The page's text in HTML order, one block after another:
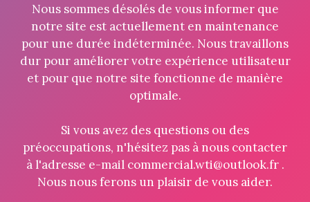
Nous sommes désolés de vous informer que
notre site est actuellement en maintenance
pour une durée indéterminée. Nous travaillons
dur pour améliorer votre expérience utilisateur
et pour que notre site fonctionne de manière
optimale.
Si vous avez des questions ou des
préoccupations, n'hésitez pas à nous contacter
à l'adresse e-mail commercial.wti@outlook.fr .
Nous nous ferons un plaisir de vous aider.